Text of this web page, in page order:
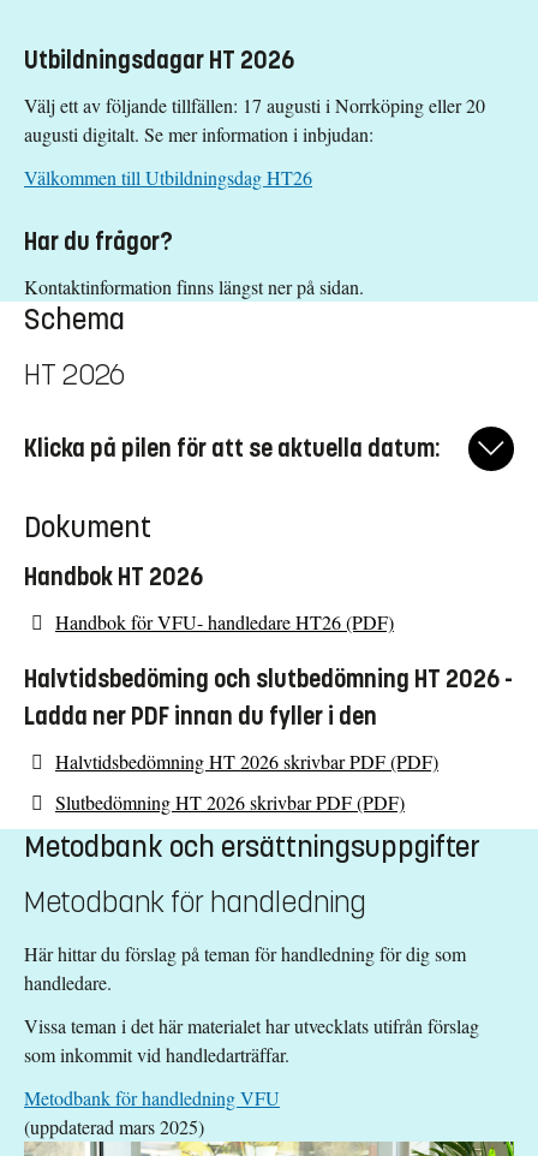
Utbildningsdagar HT 2026
Välj ett av följande tillfällen: 17 augusti i Norrköping eller 20
augusti digitalt. Se mer information i inbjudan:
Välkommen till Utbildningsdag HT26
Har du frågor?
Kontaktinformation finns längst ner på sidan.
Schema
HT 2026
Klicka på pilen för att se aktuella datum:
Utbildningsdag för handledare.
Tid:09.00-16.00Plats:
2026-08-20
Mer information återfinns i utskick direkt till handledarna.
Tid: 09.00-16.00Plats:Zoom
2026-08-26
2026-09-14 (Senast)
Studentens sista dagen för inlämning av en första version av
lärandeplanen.
Ansvarig VFU-lärare kontaktar handledare för avstämning samt
tidsbokning av besök.
2026-10-13
Handledarträff.
Se separat inbjudan för mer information.
Tid:09:15-12:00Plats: Campus Norrköping
Dokument
Handbok HT 2026
Handbok för VFU- handledare HT26 (PDF)
Halvtidsbedöming och slutbedömning HT 2026 -
Ladda ner PDF innan du fyller i den
Halvtidsbedömning HT 2026 skrivbar PDF (PDF)
Slutbedömning HT 2026 skrivbar PDF (PDF)
Metodbank och ersättningsuppgifter
Metodbank för handledning
Här hittar du förslag på teman för handledning för dig som
handledare.
Vissa teman i det här materialet har utvecklats utifrån förslag
som inkommit vid handledarträffar.
Metodbank för handledning VFU
(uppdaterad mars 2025)